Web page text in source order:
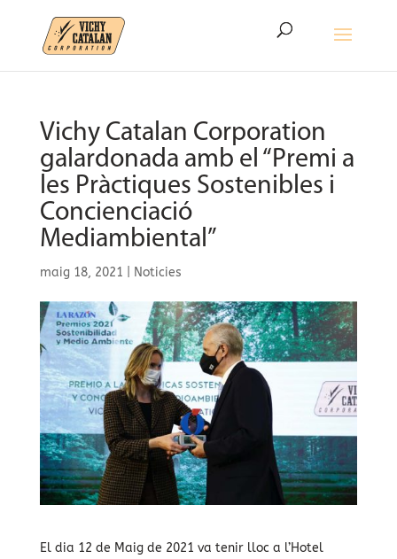
Vichy Catalan Corporation
galardonada amb el “Premi a
les Pràctiques Sostenibles i
Concienciació
Mediambiental”
maig 18, 2021 Noticies
El dia 12 de Maig de 2021 va tenir lloc a l’Hotel